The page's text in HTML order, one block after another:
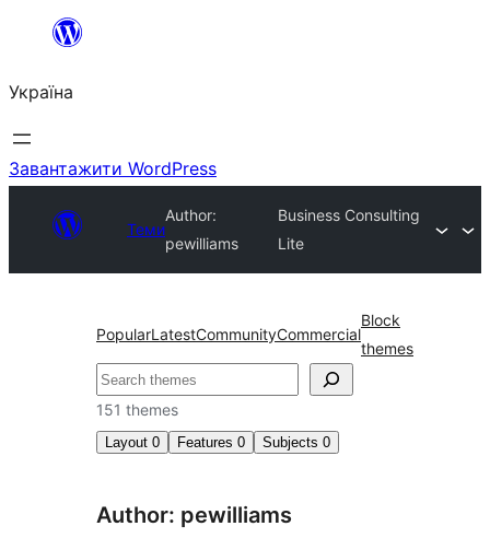
Перейти
вмісту
Україна
Завантажити WordPress
Теми
Author:
pewilliams
Business Consulting
Lite
PopularLatestCommunityCommercial
Block
themes
Пошук
151 themes
Layout 0 Features 0 Subjects 0
Author: pewilliams